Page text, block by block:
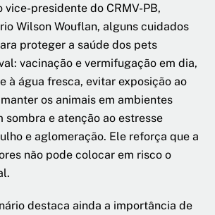
vice-presidente do CRMV-PB,
Wilson Wouflan, alguns cuidados
proteger a saúde dos pets
vacinação e vermifugação em dia,
à água fresca, evitar exposição ao
os animais em ambientes
sombra e atenção ao estresse
e aglomeração. Ele reforça que a
não pode colocar em risco o
destaca ainda a importância de